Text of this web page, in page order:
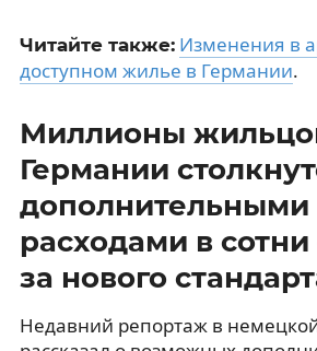
Читайте также: Изменения в
доступном жилье в Германии.
Миллионы
Германии
дополнительными
расходами в
за нового
Недавний репортаж в немецкой